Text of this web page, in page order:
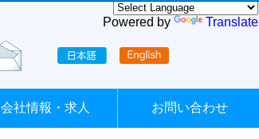
Powered by Translate
会社情報・求人 お問い合わせ